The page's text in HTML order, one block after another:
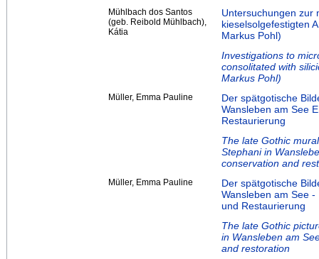
Mühlbach dos Santos
(geb. Reibold Mühlbach),
Kátia
Untersuchungen zur
kieselsolgefestigten
Markus Pohl)
Investigations to
consolitated with
Markus Pohl)
Müller, Emma Pauline
Der spätgotische
Wansleben am See
Restaurierung
The late Gothic
Stephani in
conservation and
Müller, Emma Pauline
Der spätgotische
Wansleben am See
und Restaurierung
The late Gothic
in Wansleben am
and restoration